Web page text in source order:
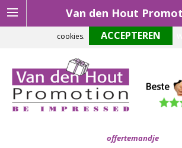
Van den Hout
offertemandje
Om onze website optimaal te laten functioneren
cookies.